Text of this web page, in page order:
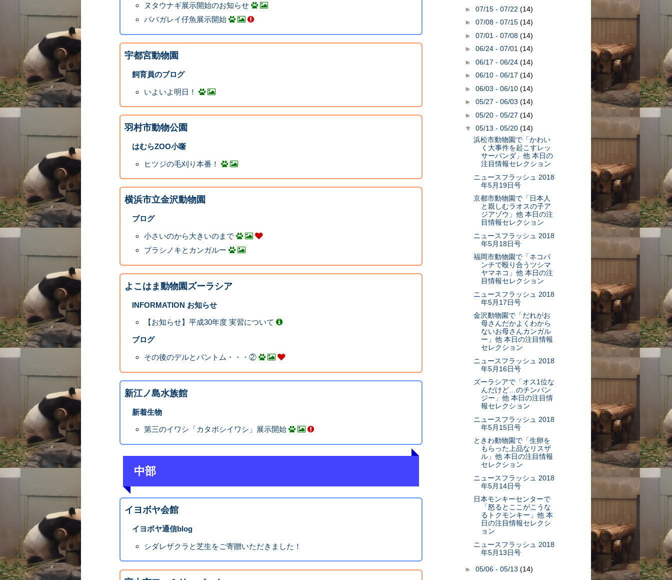
ヌタウナギ展示開始のお知らせ
ババガレイ仔魚展示開始
宇都宮動物園
飼育員のブログ
いよいよ明日！
羽村市動物公園
はむらZOO小噺
ヒツジの毛刈り本番！
横浜市立金沢動物園
ブログ
小さいのから大きいのまで
ブラシノキとカンガルー
よこはま動物園ズーラシア
INFORMATION お知らせ
【お知らせ】平成30年度 実習について
ブログ
その後のデルとパントム・・・②
新江ノ島水族館
新着生物
第三のイワシ「カタボシイワシ」展示開始
中部
イヨボヤ会館
イヨボヤ通信blog
シダレザクラと芝生をご寄贈いただきました！
► 07/15 - 07/22 (14)
► 07/08 - 07/15 (14)
► 07/01 - 07/08 (14)
► 06/24 - 07/01 (14)
► 06/17 - 06/24 (14)
► 06/10 - 06/17 (14)
► 06/03 - 06/10 (14)
► 05/27 - 06/03 (14)
► 05/20 - 05/27 (14)
▼ 05/13 - 05/20 (14)
浜松市動物園で「かわい
く大事件を起こすレッ
サーパンダ」他 本日の
注目情報セレクション
ニュースフラッシュ 2018
年5月19日号
京都市動物園で「日本人
と親しむラオスの子ア
ジアゾウ」他 本日の注
目情報セレクション
ニュースフラッシュ 2018
年5月18日号
福岡市動物園で「ネコパ
ンチで殴り合うツシマ
ヤマネコ」他 本日の注
目情報セレクション
ニュースフラッシュ 2018
年5月17日号
金沢動物園で「だれがお
母さんだかよくわから
ないお母さんカンガル
ー」他 本日の注目情報
セレクション
ニュースフラッシュ 2018
年5月16日号
ズーラシアで「オス1位な
んだけど…のチンパン
ジー」他 本日の注目情
報セレクション
ニュースフラッシュ 2018
年5月15日号
ときわ動物園で「生卵を
もらった上品なリスザ
ル」他 本日の注目情報
セレクション
ニュースフラッシュ 2018
年5月14日号
日本モンキーセンターで
「怒るとここがこうな
るトクモンキー」他 本
日の注目情報セレクシ
ョン
ニュースフラッシュ 2018
年5月13日号
► 05/06 - 05/13 (14)